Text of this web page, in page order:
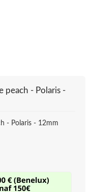
peach - Polaris -
- Polaris - 12mm